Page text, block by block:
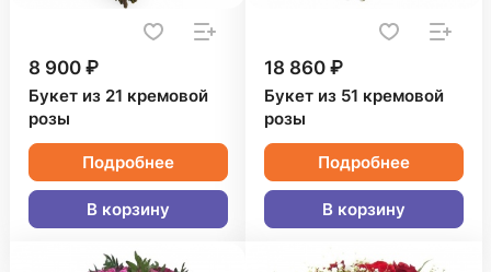
8 900 ₽
Букет из 21 кремовой
розы
Подробнее
В корзину
18 860 ₽
Букет из 51 кремовой
розы
Подробнее
В корзину